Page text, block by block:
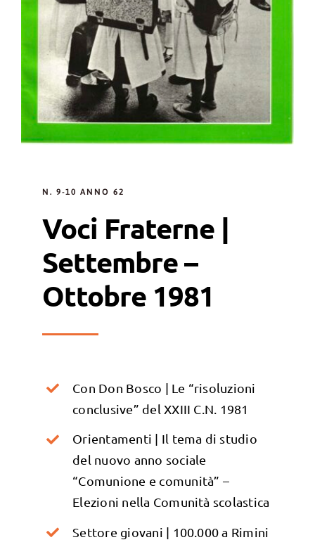
N. 9-10 ANNO 62
Voci Fraterne |
Settembre –
Ottobre 1981
Con Don Bosco | Le “risoluzioni
conclusive” del XXIII C.N. 1981
Orientamenti | Il tema di studio
del nuovo anno sociale
“Comunione e comunità” –
Elezioni nella Comunità scolastica
Settore giovani | 100.000 a Rimini